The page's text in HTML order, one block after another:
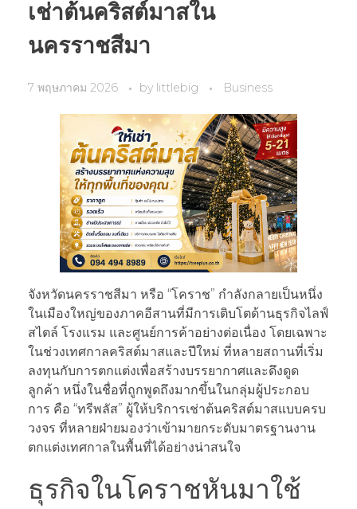
เช่าต้นคริสต์มาสใน
นครราชสีมา
7 พฤษภาคม 2026 by littlebig Business
จังหวัดนครราชสีมา หรือ “โคราช” กำลังกลายเป็นหนึ่ง
ในเมืองใหญ่ของภาคอีสานที่มีการเติบโตด้านธุรกิจไลฟ์
สไตล์ โรงแรม และศูนย์การค้าอย่างต่อเนื่อง โดยเฉพาะ
ในช่วงเทศกาลคริสต์มาสและปีใหม่ ที่หลายสถานที่เริ่ม
ลงทุนกับการตกแต่งเพื่อสร้างบรรยากาศและดึงดูด
ลูกค้า หนึ่งในชื่อที่ถูกพูดถึงมากขึ้นในกลุ่มผู้ประกอบ
การ คือ “ทรีพลัส” ผู้ให้บริการเช่าต้นคริสต์มาสแบบครบ
วงจร ที่หลายฝ่ายมองว่าเข้ามายกระดับมาตรฐานงาน
ตกแต่งเทศกาลในพื้นที่ได้อย่างน่าสนใจ
ธุรกิจในโคราชหันมาใช้